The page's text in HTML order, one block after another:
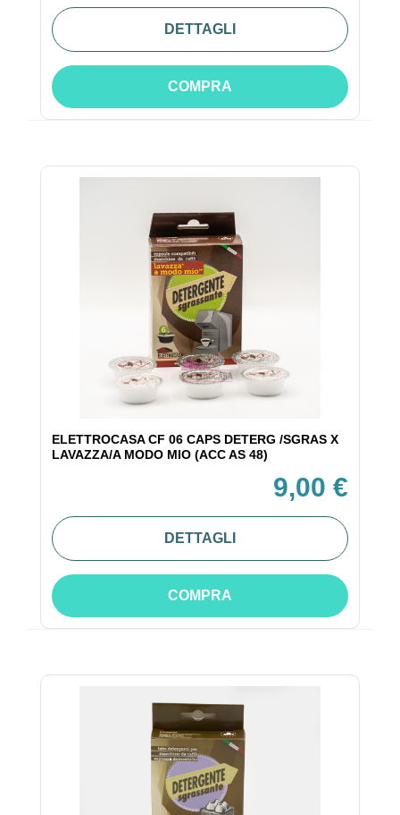
DETTAGLI
COMPRA
ELETTROCASA CF 06 CAPS DETERG /SGRAS X
LAVAZZA/A MODO MIO (ACC AS 48)
9,00 €
DETTAGLI
COMPRA